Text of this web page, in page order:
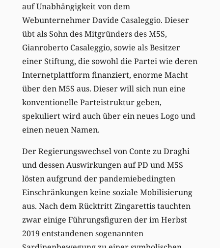
auf Unabhängigkeit von dem
Webunternehmer Davide Casaleggio. Dieser
übt als Sohn des Mitgründers des M5S,
Gianroberto Casaleggio, sowie als Besitzer
einer Stiftung, die sowohl die Partei wie deren
Internetplattform finanziert, enorme Macht
über den M5S aus. Dieser will sich nun eine
konventionelle Parteistruktur geben,
spekuliert wird auch über ein neues Logo und
einen neuen Namen.
Der Regierungswechsel von Conte zu Draghi
und dessen Auswirkungen auf PD und M5S
lösten aufgrund der pandemiebedingten
Einschränkungen keine soziale Mobilisierung
aus. Nach dem Rücktritt Zingarettis tauchten
zwar einige Führungsfiguren der im Herbst
2019 entstandenen sogenannten